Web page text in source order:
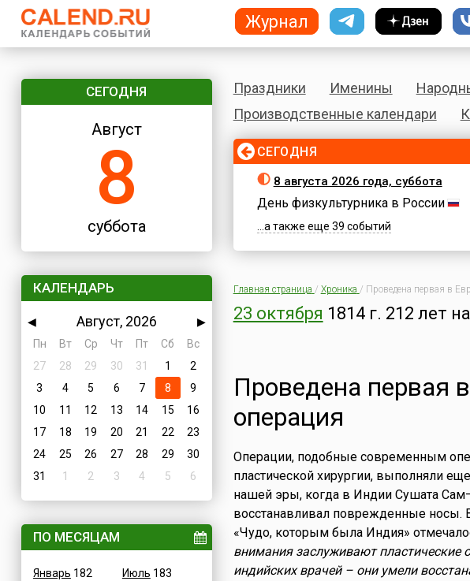
СЕГОДНЯ
Август
8
суббота
КАЛЕНДАРЬ
◀ Август, 2026
▶
Пн
Вт Ср Чт Пт Сб
Вс
27
28 29 30 31 1
2
3
4 5 6 7 8
9
10
11 12 13 14 15
16
17
18 19 20 21 22
23
24
25 26 27 28 29
30
31
1 2 3 4 5 6
ПО МЕСЯЦАМ
Январь 182
Июль 183
Праздники Именины
Производственные календари
СЕГОДНЯ
8 августа 2026 года, суббота
День физкультурника в России
...а также еще 39 событий
Главная страница / Хроника / Проведена первая в
23 октября 1814 г. 212 лет
Проведена первая
операция
Операции, подобные современным
пластической хирургии, выполняли
нашей эры, когда в Индии Сушата
восстанавливал поврежденные носы.
«Чудо, которым была Индия»
внимания заслуживают пластические
индийских врачей – они умели
Журнал